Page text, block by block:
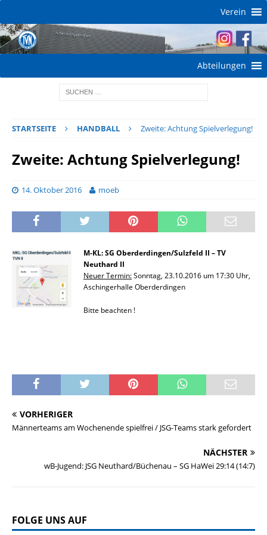
Verein
Abteilungen
STARTSEITE HANDBALL Zweite: Achtung Spielverlegung!
Zweite: Achtung Spielverlegung!
14. Oktober 2016 moeb
M-KL:SG Oberderdingen/Sulzfeld II – TV
Neuthard II
Neuer Termin:Sonntag, 23.10.2016 um 17:30 Uhr,
Aschingerhalle Oberderdingen
Bitte beachten !
VORHERIGER
Männerteams am Wochenende spielfrei / JSG-Teams stark gefordert
NÄCHSTER
wB-Jugend: JSG Neuthard/Büchenau – SG HaWei 29:14 (14:7)
FOLGE UNS AUF